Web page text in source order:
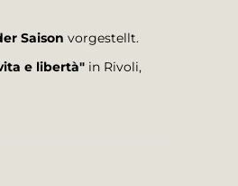
Saison vorgestellt.
e libertà" in Rivoli,